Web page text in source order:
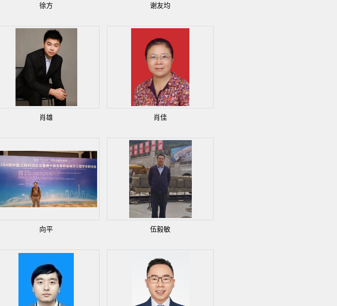
徐方 谢友均
肖雄 肖佳
向平 伍毅敏